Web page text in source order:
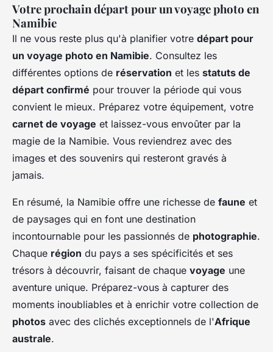
Votre prochain départ pour un voyage photo en
Namibie
Il ne vous reste plus qu'à planifier votre départ pour
un voyage photo en Namibie. Consultez les
différentes options de réservation et les statuts de
départ confirmé pour trouver la période qui vous
convient le mieux. Préparez votre équipement, votre
carnet de voyage et laissez-vous envoûter par la
magie de la Namibie. Vous reviendrez avec des
images et des souvenirs qui resteront gravés à
jamais.
En résumé, la Namibie offre une richesse de faune et
de paysages qui en font une destination
incontournable pour les passionnés de photographie.
Chaque région du pays a ses spécificités et ses
trésors à découvrir, faisant de chaque voyage une
aventure unique. Préparez-vous à capturer des
moments inoubliables et à enrichir votre collection de
photos avec des clichés exceptionnels de l'Afrique
australe.